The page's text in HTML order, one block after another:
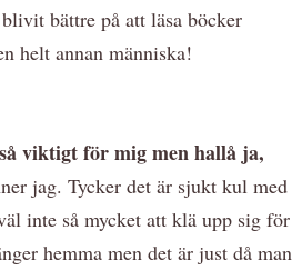
bättre på att läsa böcker
helt annan människa!
viktigt för mig men hallå ja,
jag. Tycker det är sjukt kul med
inte så mycket att klä upp sig för
hemma men det är just då man